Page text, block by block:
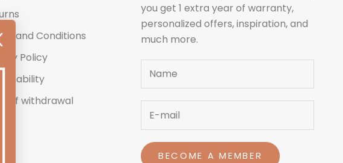
and Conditions
Policy
of withdrawal
you get 1 extra year of warranty,
personalized offers, inspiration, and
much more.
BECOME A MEMBER